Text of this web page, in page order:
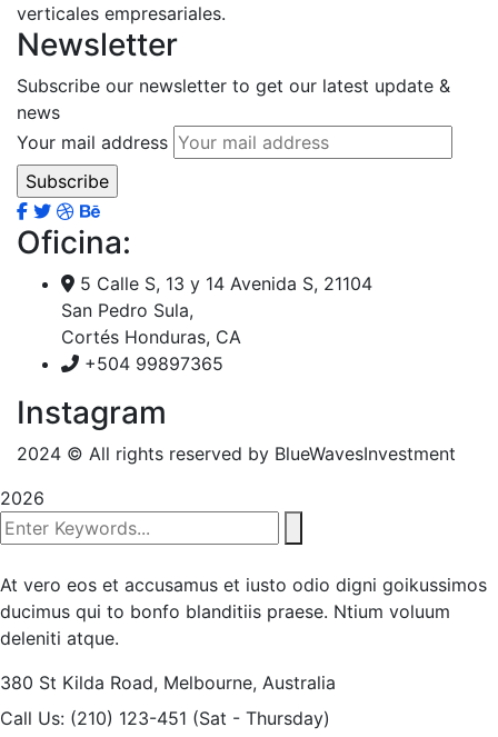
verticales empresariales.
Newsletter
Subscribe our newsletter to get our latest update &
news
Your mail address
Oficina:
5 Calle S, 13 y 14 Avenida S, 21104
San Pedro Sula,
Cortés Honduras, CA
+504 99897365
Instagram
2024 © All rights reserved by BlueWavesInvestment
2026
At vero eos et accusamus et iusto odio digni goikussimos
ducimus qui to bonfo blanditiis praese. Ntium voluum
deleniti atque.
380 St Kilda Road, Melbourne, Australia
Call Us: (210) 123-451 (Sat - Thursday)